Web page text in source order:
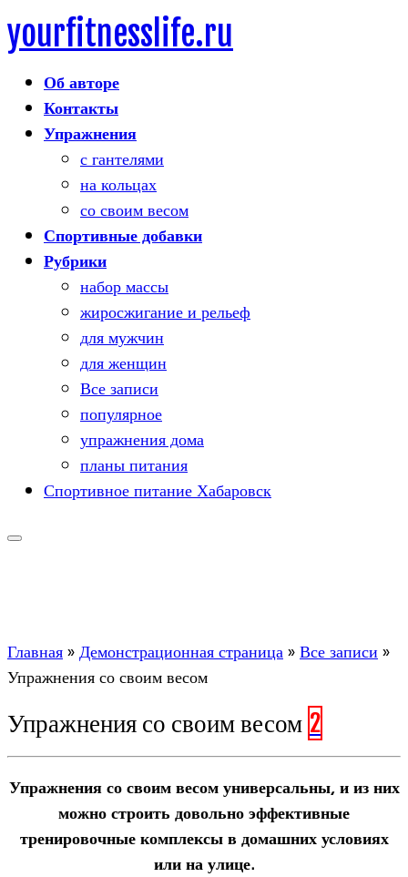
Skip
to
content
yourfitnesslife.ru
Об авторе
Контакты
Упражнения
с гантелями
на кольцах
со своим весом
Спортивные добавки
Рубрики
набор массы
жиросжигание и рельеф
для мужчин
для женщин
Все записи
популярное
упражнения дома
планы питания
Спортивное питание Хабаровск
Главная»Демонстрационная страница»Все записи »
Упражнения со своим весом
Упражнения со своим весом 2
Упражнения со своим весом универсальны, и из них
можно строить довольно эффективные
тренировочные комплексы в домашних условиях
или на улице.